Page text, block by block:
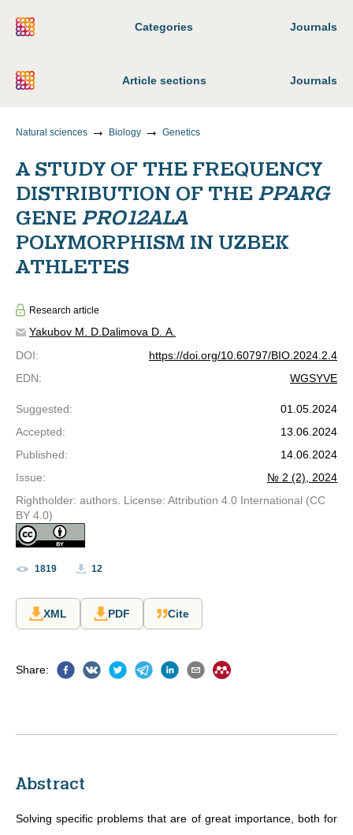
Categories Journals
Article sections Journals
Natural sciences Biology Genetics
A STUDY OF THE FREQUENCY
DISTRIBUTION OF THE PPARG
GENE PRO12ALA
POLYMORPHISM IN UZBEK
ATHLETES
Research article
Yakubov M. D. Dalimova D. A.
DOI:
https://doi.org/10.60797/BIO.2024.2.4
EDN: WGSYVE
Suggested:
01.05.2024
Accepted:
13.06.2024
Published:
14.06.2024
Issue:
№ 2 (2), 2024
Rightholder: authors. License: Attribution 4.0 International (CC
BY 4.0)
1819 12
XML PDF Cite
Share:
Abstract
Solving specific problems that are of great importance, both for